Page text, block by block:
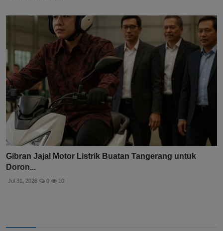
Gibran Jajal Motor Listrik Buatan Tangerang untuk
Doron...
Jul 31, 2026 0 10